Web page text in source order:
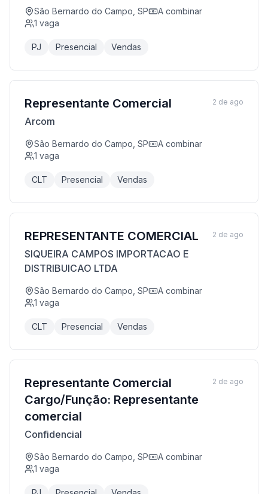
São Bernardo do Campo, SP
A combinar
1 vaga
PJ Presencial Vendas
Representante Comercial
Arcom
São Bernardo do Campo, SP
A combinar
1 vaga
CLT Presencial Vendas
2 de ago
REPRESENTANTE COMERCIAL
SIQUEIRA CAMPOS IMPORTACAO E
DISTRIBUICAO LTDA
São Bernardo do Campo, SP
A combinar
1 vaga
CLT Presencial Vendas
2 de ago
Representante Comercial
Cargo/Função: Representante
comercial
Confidencial
São Bernardo do Campo, SP
A combinar
1 vaga
2 de ago